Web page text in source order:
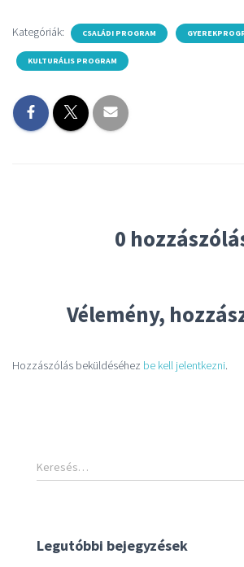
Kategóriák: CSALÁDI PROGRAM
KULTURÁLIS PROGRAM
0
Vélemény,
Hozzászólás beküldéséhez be kell jelentkezni.
Keresés…
Legutóbbi bejegyzések